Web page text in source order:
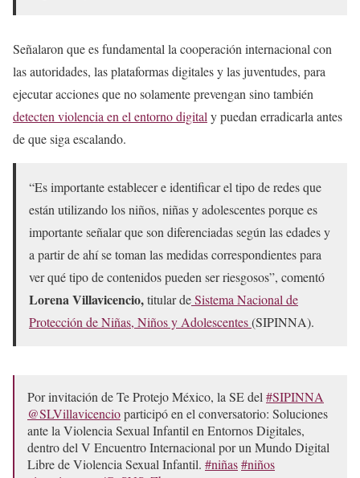
Señalaron que es fundamental la cooperación internacional con
las autoridades, las plataformas digitales y las juventudes, para
ejecutar acciones que no solamente prevengan sino también
detecten violencia en el entorno digital y puedan erradicarla antes
de que siga escalando.
“Es importante establecer e identificar el tipo de redes que
están utilizando los niños, niñas y adolescentes porque es
importante señalar que son diferenciadas según las edades y
a partir de ahí se toman las medidas correspondientes para
ver qué tipo de contenidos pueden ser riesgosos”, comentó
Lorena Villavicencio,titular deSistema Nacional de
Protección de Niñas, Niños y Adolescentes(SIPINNA).
Por invitación de Te Protejo México, la SE del #SIPINNA
@SLVillavicencioparticipó en el conversatorio: Soluciones
ante la Violencia Sexual Infantil en Entornos Digitales,
dentro del V Encuentro Internacional por un Mundo Digital
Libre de Violencia Sexual Infantil. #niñas#niños